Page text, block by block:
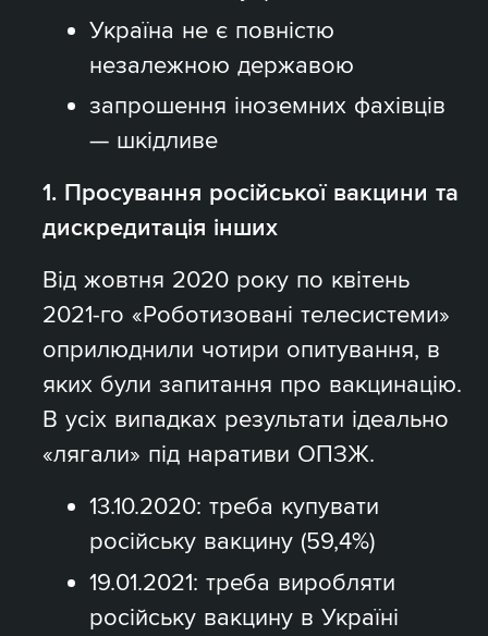
Україна не є повністю
незалежною державою
запрошення іноземних фахівців
— шкідливе
1. Просування російської вакцини та
дискредитація інших
Від жовтня 2020 року по квітень
2021-го «Роботизовані телесистеми»
оприлюднили чотири опитування, в
яких були запитання про вакцинацію.
В усіх випадках результати ідеально
«лягали» під наративи ОПЗЖ.
13.10.2020: треба купувати
російську вакцину (59,4%)
19.01.2021: треба виробляти
російську вакцину в Україні